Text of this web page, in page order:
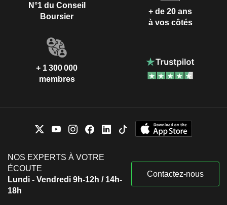
N°1 du Conseil
Boursier
+ de 20 ans
à vos côtés
+ 1 300 000
membres
NOS EXPERTS À VOTRE
ÉCOUTE
Lundi - Vendredi 9h-12h / 14h-
18h
Contactez-nous